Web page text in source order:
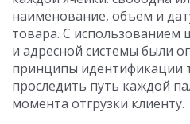
наименование, объем и
товара. С
и адресной системы были
принципы идентификации
проследить путь каждой
момента отгрузки клиенту.